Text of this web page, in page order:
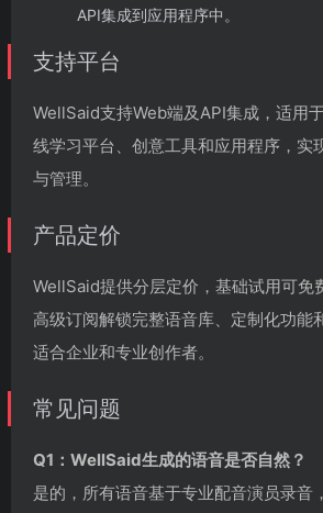
API集成到应用程序中。
支持平台
WellSaid支持Web端及API集成，适用
线学习平台、创意工具和应用程序，实
与管理。
产品定价
WellSaid提供分层定价，基础试用可免
高级订阅解锁完整语音库、定制化功能
适合企业和专业创作者。
常见问题
Q1：WellSaid生成的语音是否自然？
是的，所有语音基于专业配音演员录音